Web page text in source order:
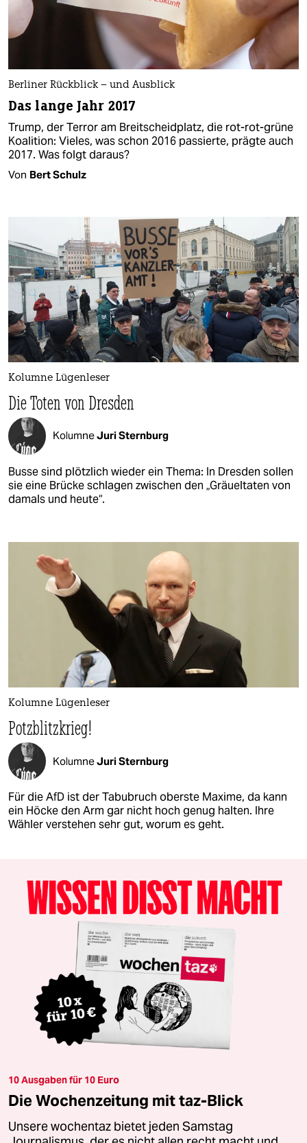
Berliner Rückblick – und Ausblick
Das lange Jahr 2017
Trump, der Terror am Breitscheidplatz, die rot-rot-grüne
Koalition: Vieles, was schon 2016 passierte, prägte auch
2017. Was folgt daraus?
Von Bert Schulz
Kolumne Lügenleser
Die Toten von Dresden
KolumneJuri Sternburg
Busse sind plötzlich wieder ein Thema: In Dresden sollen
sie eine Brücke schlagen zwischen den „Gräueltaten von
damals und heute“.
Kolumne Lügenleser
Potzblitzkrieg!
KolumneJuri Sternburg
Für die AfD ist der Tabubruch oberste Maxime, da kann
ein Höcke den Arm gar nicht hoch genug halten. Ihre
Wähler verstehen sehr gut, worum es geht.
10 Ausgaben für 10 Euro
Die Wochenzeitung mit taz-Blick
Unsere wochentaz bietet jeden Samstag